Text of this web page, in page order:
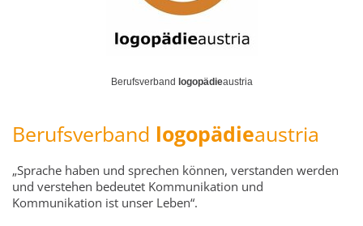
Berufsverband logopädieaustria
Berufsverband logopädieaustria
„Sprache haben und sprechen können, verstanden werden
und verstehen bedeutet Kommunikation und
Kommunikation ist unser Leben“.